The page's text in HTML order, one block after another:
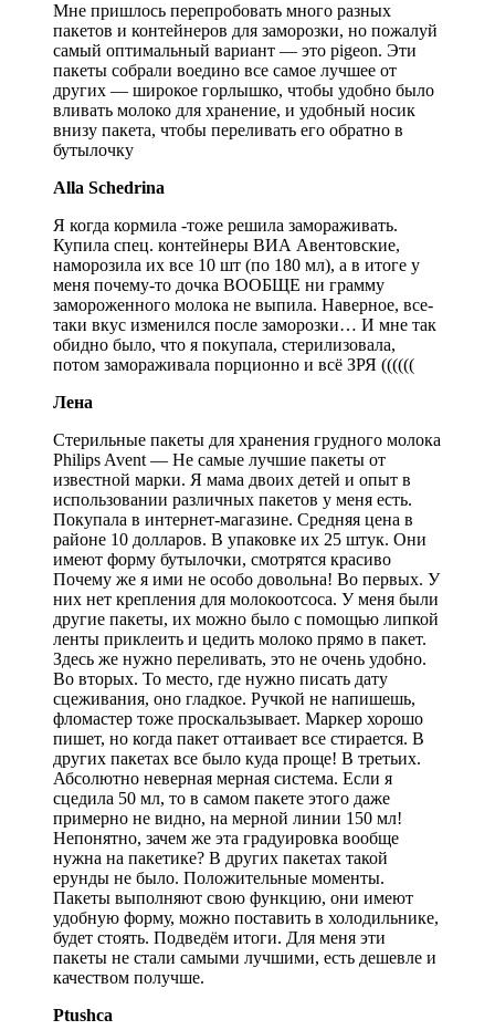
Мне пришлось перепробовать много разных
пакетов и контейнеров для заморозки, но пожалуй
самый оптимальный вариант — это pigeon. Эти
пакеты собрали воедино все самое лучшее от
других — широкое горлышко, чтобы удобно было
вливать молоко для хранение, и удобный носик
внизу пакета, чтобы переливать его обратно в
бутылочку
Alla Schedrina
Я когда кормила -тоже решила замораживать.
Купила спец. контейнеры ВИА Авентовские,
наморозила их все 10 шт (по 180 мл), а в итоге у
меня почему-то дочка ВООБЩЕ ни грамму
замороженного молока не выпила. Наверное, все-
таки вкус изменился после заморозки… И мне так
обидно было, что я покупала, стерилизовала,
потом замораживала порционно и всё ЗРЯ ((((((
Лена
Стерильные пакеты для хранения грудного молока
Philips Avent — Не самые лучшие пакеты от
известной марки. Я мама двоих детей и опыт в
использовании различных пакетов у меня есть.
Покупала в интернет-магазине. Средняя цена в
районе 10 долларов. В упаковке их 25 штук. Они
имеют форму бутылочки, смотрятся красиво
Почему же я ими не особо довольна! Во первых. У
них нет крепления для молокоотсоса. У меня были
другие пакеты, их можно было с помощью липкой
ленты приклеить и цедить молоко прямо в пакет.
Здесь же нужно переливать, это не очень удобно.
Во вторых. То место, где нужно писать дату
сцеживания, оно гладкое. Ручкой не напишешь,
фломастер тоже проскальзывает. Маркер хорошо
пишет, но когда пакет оттаивает все стирается. В
других пакетах все было куда проще! В третьих.
Абсолютно неверная мерная система. Если я
сцедила 50 мл, то в самом пакете этого даже
примерно не видно, на мерной линии 150 мл!
Непонятно, зачем же эта градуировка вообще
нужна на пакетике? В других пакетах такой
ерунды не было. Положительные моменты.
Пакеты выполняют свою функцию, они имеют
удобную форму, можно поставить в холодильнике,
будет стоять. Подведём итоги. Для меня эти
пакеты не стали самыми лучшими, есть дешевле и
качеством получше.
Ptushca